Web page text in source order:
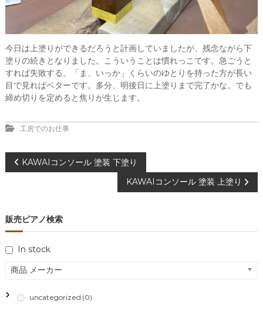
今日は上塗りができるだろうと計画していましたが、残念ながら下
塗りの続きとなりました。こういうことは慣れっこです。急ごうと
すれば失敗する。「ま、いっか」くらいのゆとりを持った方が長い
目で見ればベターです。多分、明後日に上塗りまで完了かな。でも
締め切りを定めると焦りが生じます。
工房でのお仕事
投
ナ
ビ
ゲ
ー
KAWAIコンソール 塗装 下塗り
KAWAIコンソール 塗装 上塗り
販売ピアノ検索
In stock
商品 メーカー
uncategorized (0)